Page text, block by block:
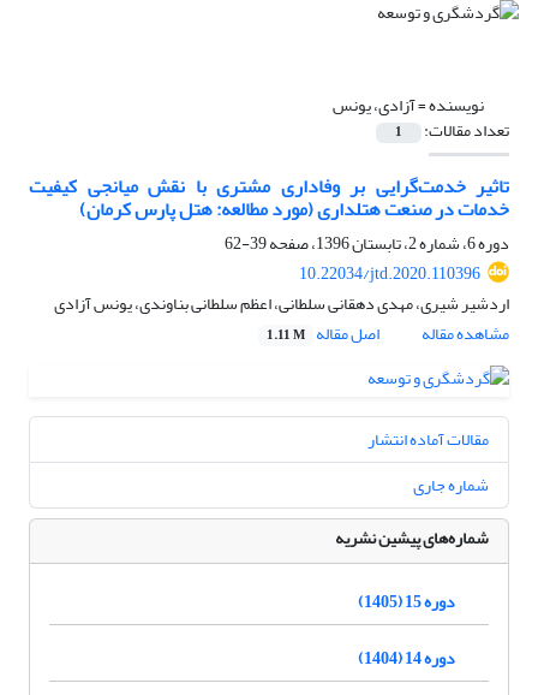
نویسنده =آزادی، یونس
تعداد مقالات: 1
تاثیر خدمت‌گرایی بر وفاداری مشتری با نقش میانجی کیفیت
خدمات در صنعت هتلداری (مورد مطالعه: هتل پارس کرمان)
دوره 6، شماره 2، تابستان 1396، صفحه
39-62
10.22034/jtd.2020.110396
اردشیر شیری، مهدی دهقانی سلطانی، اعظم سلطانی بناوندی، یونس آزادی
مشاهده مقاله
اصل مقاله 1.11 M
مقالات آماده انتشار
شماره جاری
شماره‌های پیشین نشریه
دوره 15 (1405)
دوره 14 (1404)